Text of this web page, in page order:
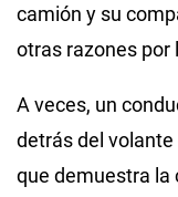
camión y su
otras razones por
A veces, un
detrás del
que demuestra la